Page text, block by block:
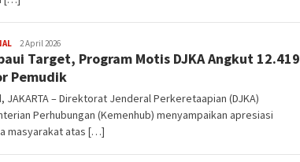
Redaksi
2 April 2026
Target, Program Motis DJKA Angkut 12.419
Pemudik
JAKARTA – Direktorat Jenderal Perkeretaapian (DJKA)
Perhubungan (Kemenhub) menyampaikan apresiasi
masyarakat atas […]